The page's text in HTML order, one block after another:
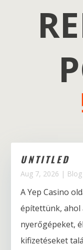
UNTITLED
Aug 7, 2026 | Blog
A Yep Casino
építettünk, ahol
nyerőgépeket,
kifizetéseket